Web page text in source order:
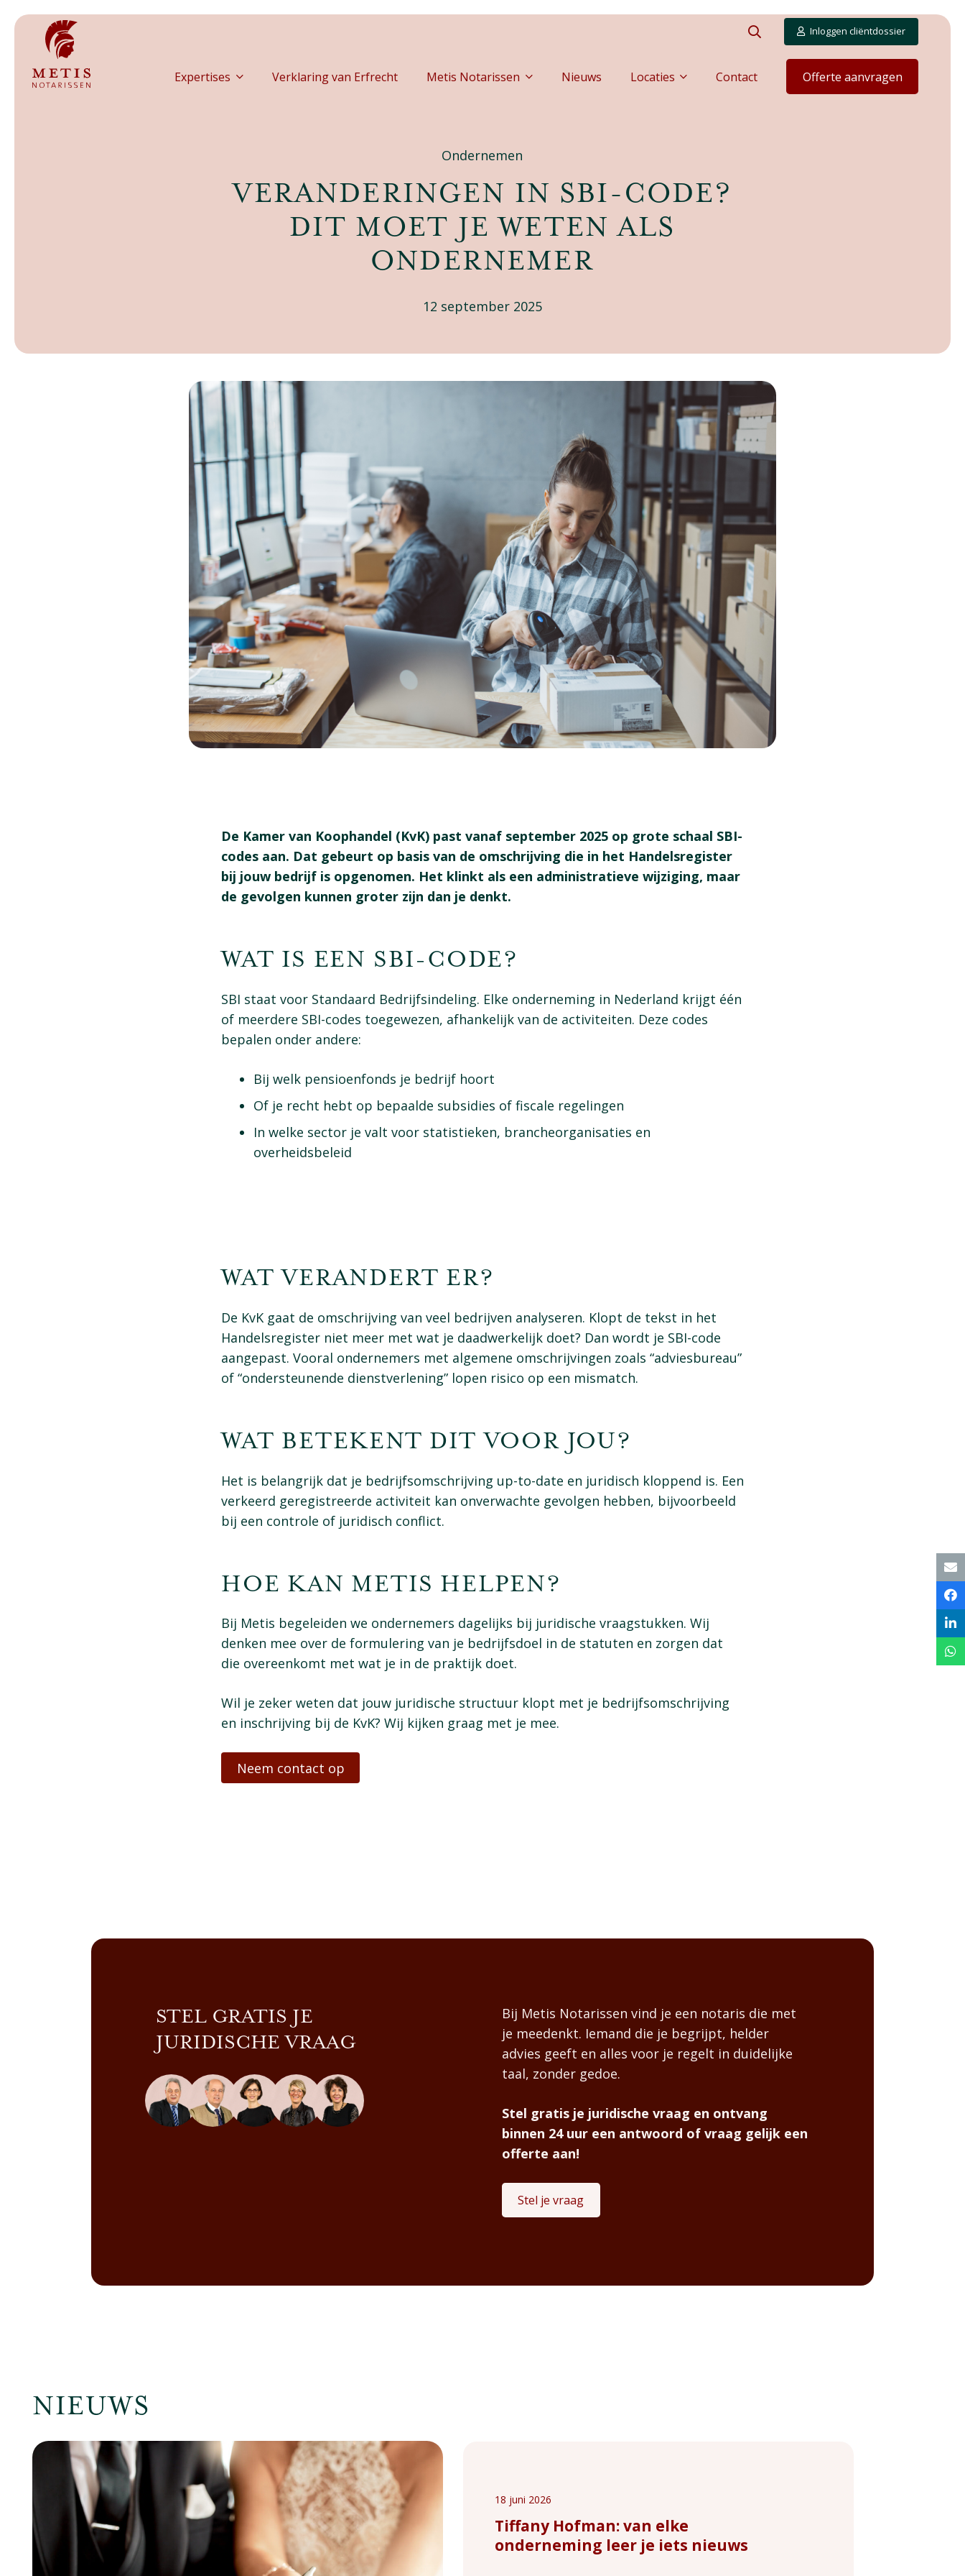
Inloggen cliëntdossier
Expertises Verklaring van Erfrecht Metis Notarissen Nieuws Locaties Contact Offerte aanvragen
Ondernemen
​VERANDERINGEN IN SBI-CODE?
DIT MOET JE WETEN ALS
ONDERNEMER
12 september 2025
De Kamer van Koophandel (KvK) past vanaf september 2025 op grote schaal SBI-
codes aan. Dat gebeurt op basis van de omschrijving die in het Handelsregister
bij jouw bedrijf is opgenomen. Het klinkt als een administratieve wijziging, maar
de gevolgen kunnen groter zijn dan je denkt.
​WAT IS EEN SBI-CODE?
SBI staat voor Standaard Bedrijfsindeling. Elke onderneming in Nederland krijgt één
of meerdere SBI-codes toegewezen, afhankelijk van de activiteiten. Deze codes
bepalen onder andere:
Bij welk pensioenfonds je bedrijf hoort
Of je recht hebt op bepaalde subsidies of fiscale regelingen
In welke sector je valt voor statistieken, brancheorganisaties en
overheidsbeleid
WAT VERANDERT ER?
De KvK gaat de omschrijving van veel bedrijven analyseren. Klopt de tekst in het
Handelsregister niet meer met wat je daadwerkelijk doet? Dan wordt je SBI-code
aangepast. Vooral ondernemers met algemene omschrijvingen zoals “adviesbureau”
of “ondersteunende dienstverlening” lopen risico op een mismatch.
​WAT BETEKENT DIT VOOR JOU?
Het is belangrijk dat je bedrijfsomschrijving up-to-date en juridisch kloppend is. Een
verkeerd geregistreerde activiteit kan onverwachte gevolgen hebben, bijvoorbeeld
bij een controle of juridisch conflict.
​HOE KAN METIS HELPEN?
Bij Metis begeleiden we ondernemers dagelijks bij juridische vraagstukken. Wij
denken mee over de formulering van je bedrijfsdoel in de statuten en zorgen dat
die overeenkomt met wat je in de praktijk doet.
Wil je zeker weten dat jouw juridische structuur klopt met je bedrijfsomschrijving
en inschrijving bij de KvK? Wij kijken graag met je mee.
Neem contact op
STEL GRATIS JE
JURIDISCHE VRAAG
Bij Metis Notarissen vind je een notaris die met
je meedenkt. Iemand die je begrijpt, helder
advies geeft en alles voor je regelt in duidelijke
taal, zonder gedoe.
Stel gratis je juridische vraag en ontvang
binnen 24 uur een antwoord of vraag gelijk een
offerte aan!
Stel je vraag
NIEUWS
18 juni 2026
Tiffany Hofman: van elke
onderneming leer je iets nieuws